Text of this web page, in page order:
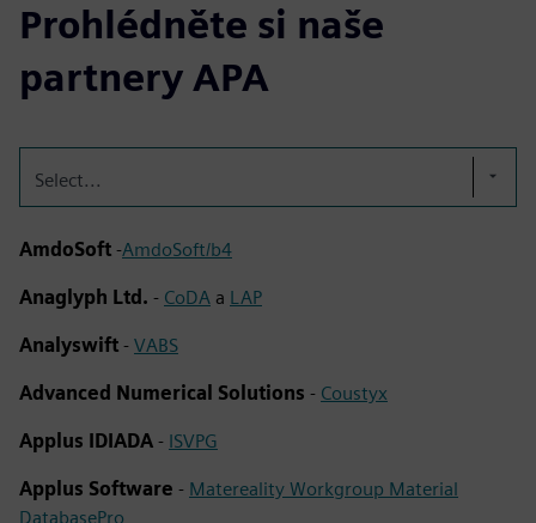
Prohlédněte si naše
partnery APA
Select...
AmdoSoft -AmdoSoft/b4
Anaglyph Ltd. - CoDA a LAP
Analyswift - VABS
Advanced Numerical Solutions - Coustyx
Applus IDIADA - ISVPG
Applus Software - Matereality Workgroup Material
DatabasePro